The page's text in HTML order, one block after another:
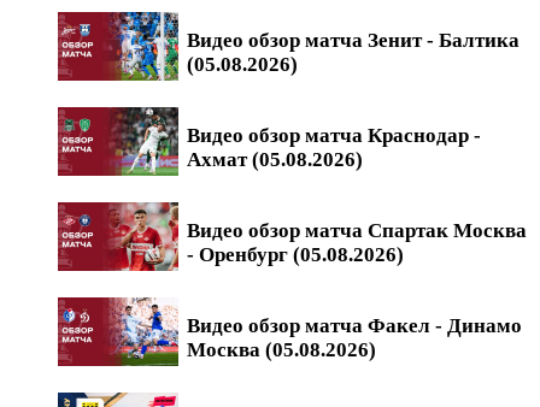
Видео обзор матча Зенит - Балтика
(05.08.2026)
Видео обзор матча Краснодар -
Ахмат (05.08.2026)
Видео обзор матча Спартак Москва
- Оренбург (05.08.2026)
Видео обзор матча Факел - Динамо
Москва (05.08.2026)